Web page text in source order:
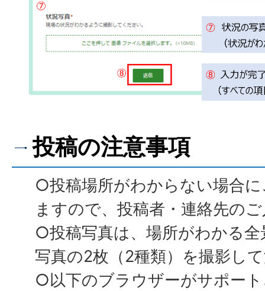
投稿の注意事項
○投稿場所がわからない場合
ますので、投稿者・連絡先の
○投稿写真は、場所がわかる
写真の2枚（2種類）を撮影し
○以下のブラウザーがサポー